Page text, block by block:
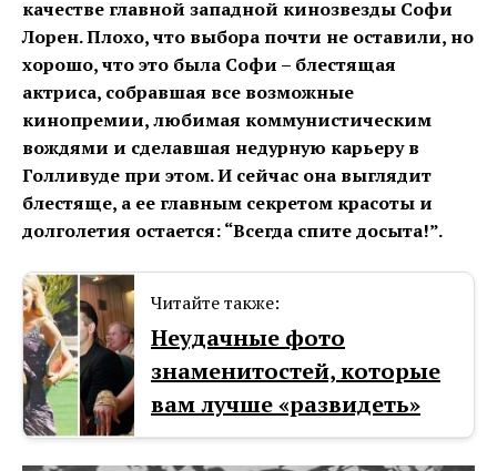
качестве главной западной кинозвезды Софи
Лорен. Плохо, что выбора почти не оставили, но
хорошо, что это была Софи – блестящая
актриса, собравшая все возможные
кинопремии, любимая коммунистическим
вождями и сделавшая недурную карьеру в
Голливуде при этом. И сейчас она выглядит
блестяще, а ее главным секретом красоты и
долголетия остается: “Всегда спите досыта!”.
Читайте также:
Неудачные фото
знаменитостей, которые
вам лучше «развидеть»